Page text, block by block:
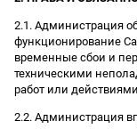
2.1. Администрация
функционирование
временные сбои и
техническими
работ или
2.2. Администрация